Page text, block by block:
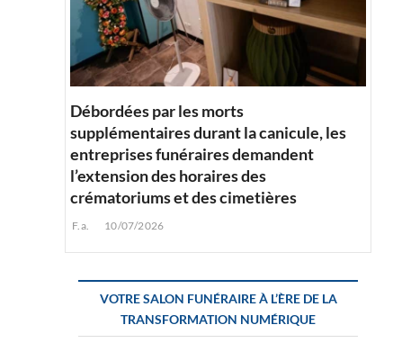
Débordées par les morts
supplémentaires durant la canicule, les
entreprises funéraires demandent
l’extension des horaires des
crématoriums et des cimetières
F.a. 10/07/2026
VOTRE SALON FUNÉRAIRE À L’ÈRE DE LA
TRANSFORMATION NUMÉRIQUE